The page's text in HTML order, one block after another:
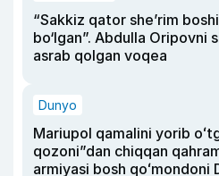
“Sakkiz qator she’rim
bo‘lgan”. Abdulla Oripovni
asrab qolgan voqea
Dunyo
Mariupol qamalini yorib
qozoni”dan chiqqan
armiyasi bosh qoʻmondoni